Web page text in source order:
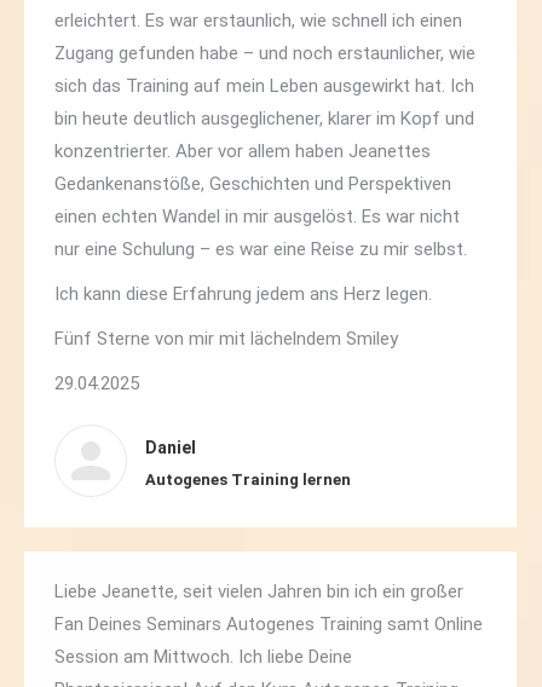
erleichtert. Es war erstaunlich, wie schnell ich einen
Zugang gefunden habe – und noch erstaunlicher, wie
sich das Training auf mein Leben ausgewirkt hat. Ich
bin heute deutlich ausgeglichener, klarer im Kopf und
konzentrierter. Aber vor allem haben Jeanettes
Gedankenanstöße, Geschichten und Perspektiven
einen echten Wandel in mir ausgelöst. Es war nicht
nur eine Schulung – es war eine Reise zu mir selbst.
Ich kann diese Erfahrung jedem ans Herz legen.
Fünf Sterne von mir mit lächelndem Smiley
29.04.2025
Daniel
Autogenes Training lernen
Liebe Jeanette, seit vielen Jahren bin ich ein großer
Fan Deines Seminars Autogenes Training samt Online
Session am Mittwoch. Ich liebe Deine